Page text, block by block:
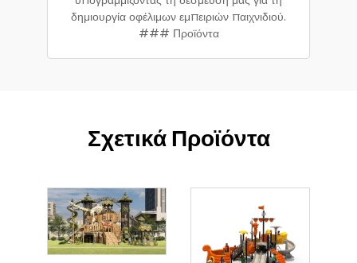
δημιουργία οφέλιμων εμπειριών παιχνιδιού.
### Προϊόντα
Σχετικά Προϊόντα